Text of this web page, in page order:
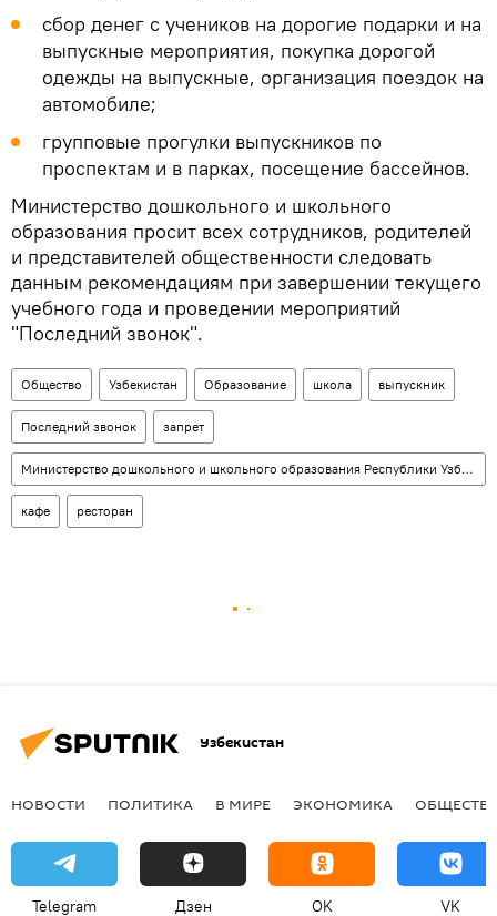
сбор денег с учеников на дорогие подарки и на
выпускные мероприятия, покупка дорогой
одежды на выпускные, организация поездок на
автомобиле;
групповые прогулки выпускников по
проспектам и в парках, посещение бассейнов.
Министерство дошкольного и школьного
образования просит всех сотрудников, родителей
и представителей общественности следовать
данным рекомендациям при завершении текущего
учебного года и проведении мероприятий
"Последний звонок".
Общество Узбекистан Образование школа выпускник
Последний звонок запрет
Министерство дошкольного и школьного образования Республики Узбекистан
кафе ресторан
Узбекистан
НОВОСТИ ПОЛИТИКА В МИРЕ ЭКОНОМИКА
Telegram Дзен OK VK